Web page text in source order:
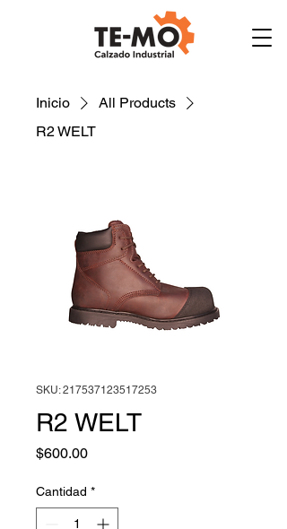
Inicio
All Products
R2 WELT
SKU: 217537123517253
R2 WELT
$600.00Precio
Cantidad *